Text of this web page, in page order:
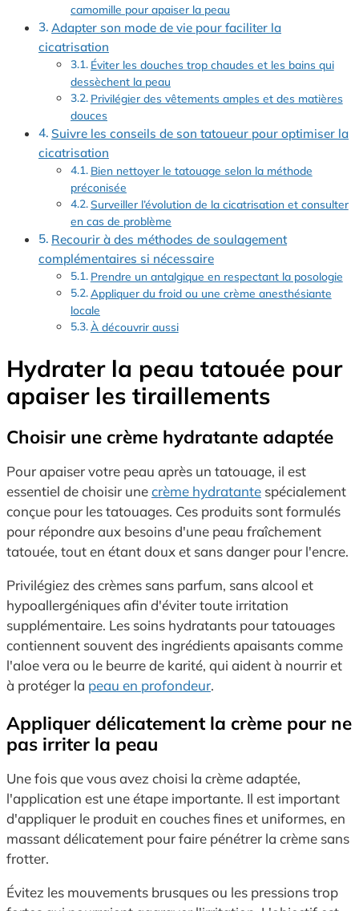
camomille pour apaiser la peau
Adapter son mode de vie pour faciliter la
cicatrisation
Éviter les douches trop chaudes et les bains qui
dessèchent la peau
Privilégier des vêtements amples et des matières
douces
Suivre les conseils de son tatoueur pour optimiser la
cicatrisation
Bien nettoyer le tatouage selon la méthode
préconisée
Surveiller l’évolution de la cicatrisation et consulter
en cas de problème
Recourir à des méthodes de soulagement
complémentaires si nécessaire
Prendre un antalgique en respectant la posologie
Appliquer du froid ou une crème anesthésiante
locale
À découvrir aussi
Hydrater la peau tatouée pour
apaiser les tiraillements
Choisir une crème hydratante adaptée
Pour apaiser votre peau après un tatouage, il est
essentiel de choisir unecrème hydratante spécialement
conçue pour les tatouages. Ces produits sont formulés
pour répondre aux besoins d'une peau fraîchement
tatouée, tout en étant doux et sans danger pour l'encre.
Privilégiez des crèmes sans parfum, sans alcool et
hypoallergéniques afin d'éviter toute irritation
supplémentaire. Les soins hydratants pour tatouages
contiennent souvent des ingrédients apaisants comme
l'aloe vera ou le beurre de karité, qui aident à nourrir et
à protéger la peau en profondeur.
Appliquer délicatement la crème pour ne
pas irriter la peau
Une fois que vous avez choisi la crème adaptée,
l'application est une étape importante. Il est important
d'appliquer le produit en couches fines et uniformes, en
massant délicatement pour faire pénétrer la crème sans
frotter.
Évitez les mouvements brusques ou les pressions trop